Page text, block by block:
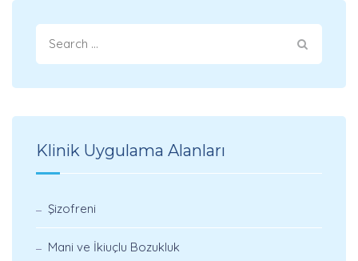
Klinik Uygulama Alanları
Şizofreni
Mani ve İkiuçlu Bozukluk